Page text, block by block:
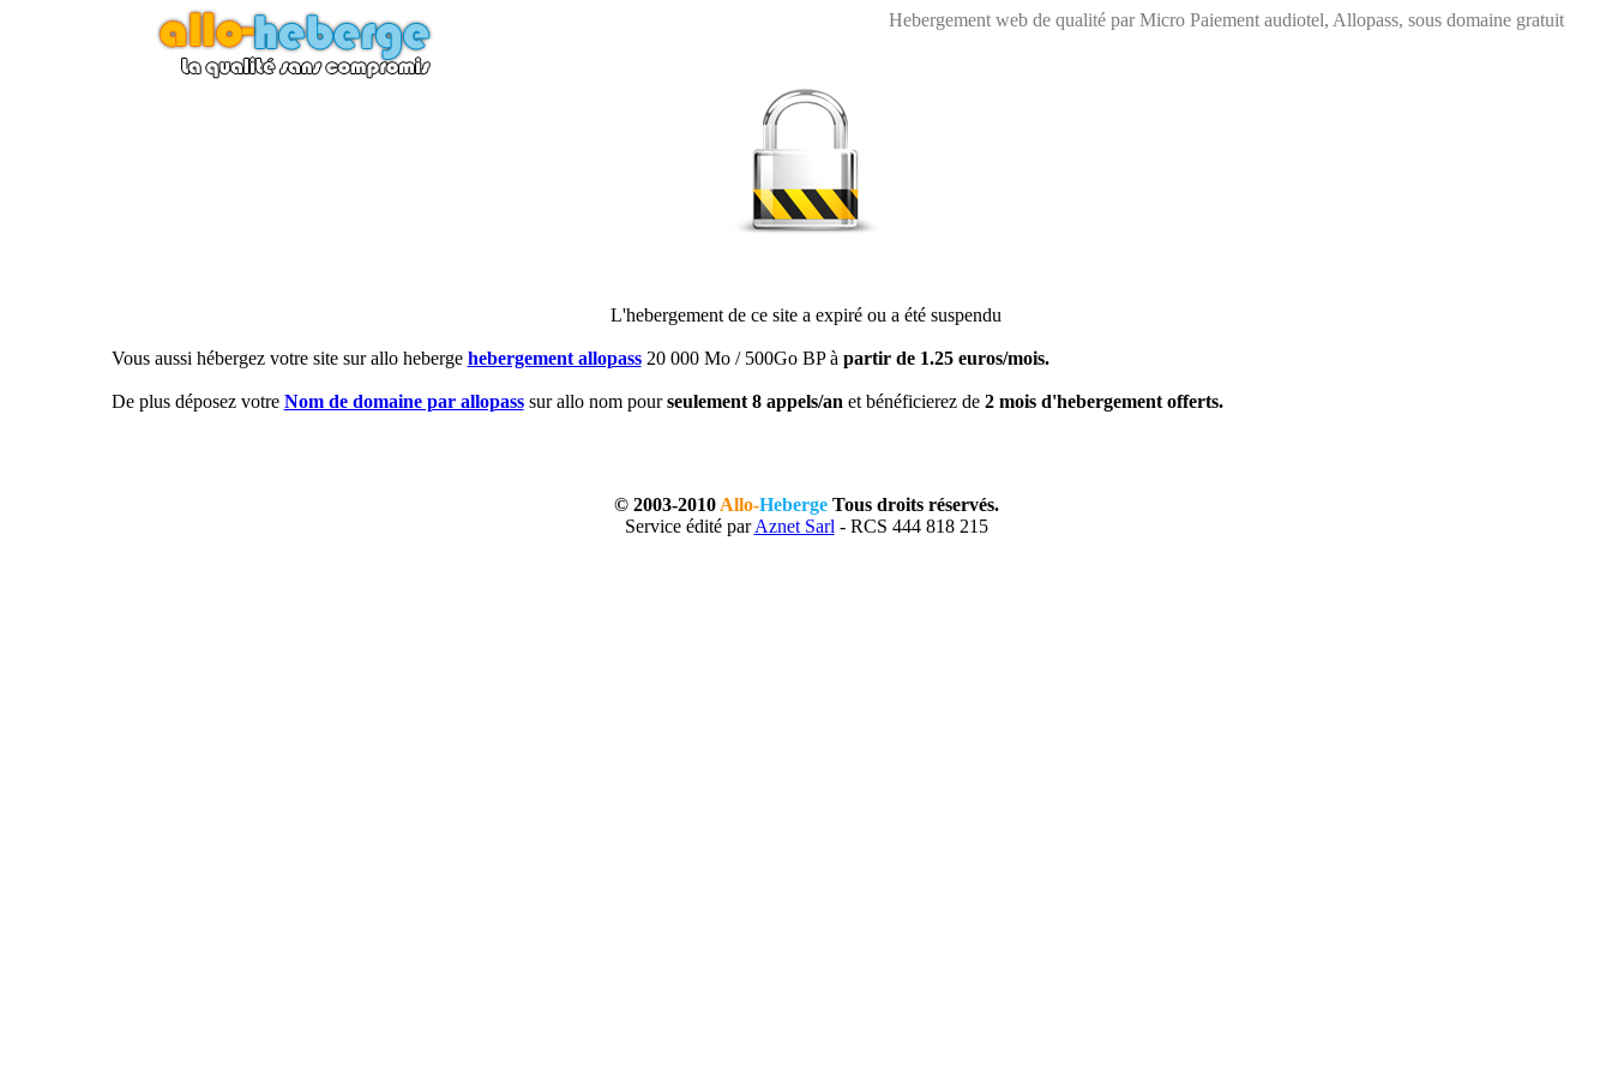
Hebergement web de qualité par Micro Paiement audiotel, Allopass, sous domaine gratuit
L'hebergement de ce site a expiré ou a été suspendu
Vous aussi hébergez votre site sur allo heberge hebergement allopass20 000 Mo / 500Go BP à partir de 1.25 euros/mois.
De plus déposez votre Nom de domaine par allopasssur allo nom pourseulement 8 appels/an et bénéficierez de 2 mois d'hebergement offerts.
© 2003-2010 Allo-HebergeTous droits réservés.
Service édité parAznet Sarl - RCS 444 818 215